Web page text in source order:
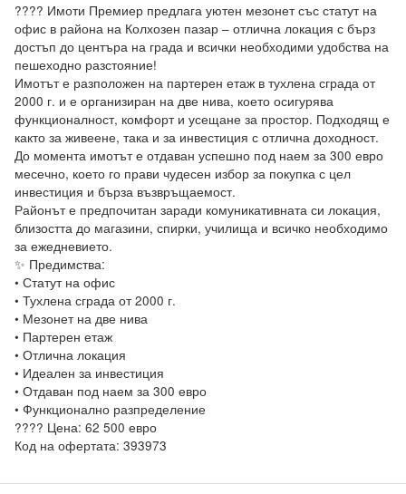
???? Имоти Премиер предлага уютен мезонет със статут на
офис в района на Колхозен пазар – отлична локация с бърз
достъп до центъра на града и всички необходими удобства на
пешеходно разстояние!
Имотът е разположен на партерен етаж в тухлена сграда от
2000 г. и е организиран на две нива, което осигурява
функционалност, комфорт и усещане за простор. Подходящ е
както за живеене, така и за инвестиция с отлична доходност.
До момента имотът е отдаван успешно под наем за 300 евро
месечно, което го прави чудесен избор за покупка с цел
инвестиция и бърза възвръщаемост.
Районът е предпочитан заради комуникативната си локация,
близостта до магазини, спирки, училища и всичко необходимо
за ежедневието.
✨ Предимства:
• Статут на офис
• Тухлена сграда от 2000 г.
• Мезонет на две нива
• Партерен етаж
• Отлична локация
• Идеален за инвестиция
• Отдаван под наем за 300 евро
• Функционално разпределение
???? Цена: 62 500 евро